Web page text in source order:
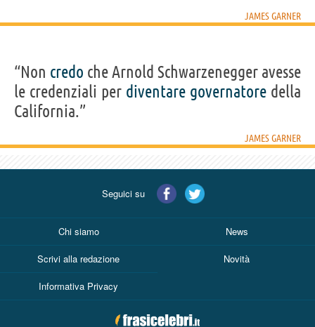
JAMES GARNER
“Non credo che Arnold Schwarzenegger avesse
le credenziali per diventare governatore della
California.”
JAMES GARNER
Seguici su
Chi siamo News
Scrivi alla redazione Novità
Informativa Privacy